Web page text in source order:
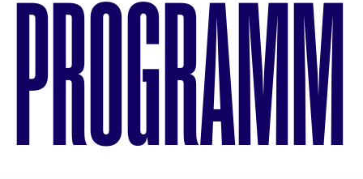
PROGRAMM